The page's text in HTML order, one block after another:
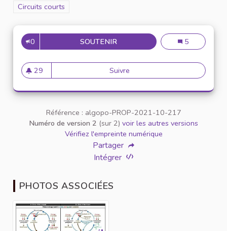
Filtrer les résultats de la catégorie : Circuits courts
Circuits courts
0 SOUTENIRVALORISER NOS EXCRÉTAS
Valoriser nos
5
29
29 abonnés
Suivre
Référence : algopo-PROP-2021-10-217
Numéro de version 2 (sur 2) voir les autres versions
Vérifiez l'empreinte numérique
Partager
Intégrer
PHOTOS ASSOCIÉES